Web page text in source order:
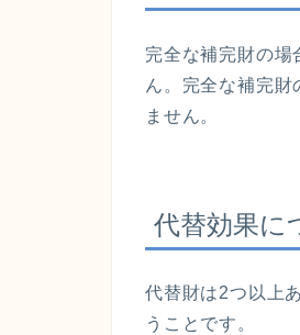
完全な補完財の場
ん。完全な補完財
ません。
代替効果に
代替財は2つ以上
うことです。